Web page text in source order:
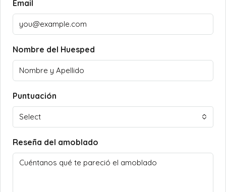
Email
Nombre del Huesped
Puntuación
Select
Reseña del amoblado